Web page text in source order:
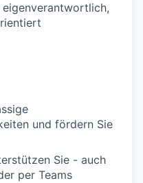
und fördern Sie
Sie - auch
per Teams